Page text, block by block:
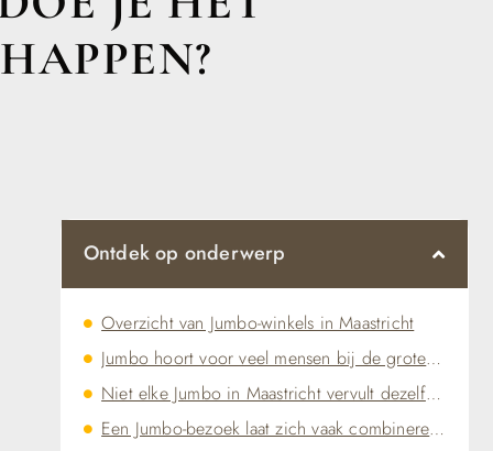
Ontdek op onderwerp
Overzicht van Jumbo-winkels in Maastricht
Jumbo hoort voor veel mensen bij de grote boodschappen, niet bij een snelle tussenstop
Niet elke Jumbo in Maastricht vervult dezelfde rol
Een Jumbo-bezoek laat zich vaak combineren met andere praktische stops